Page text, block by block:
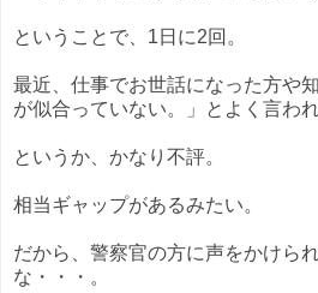
ということで、1日に2回。
最近、仕事でお世話になった方や
が似合っていない。」とよく言わ
というか、かなり不評。
相当ギャップがあるみたい。
だから、警察官の方に声をかけら
な・・・。